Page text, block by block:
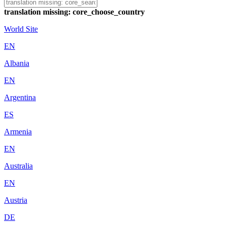
translation missing: core_choose_country
World Site
EN
Albania
EN
Argentina
ES
Armenia
EN
Australia
EN
Austria
DE